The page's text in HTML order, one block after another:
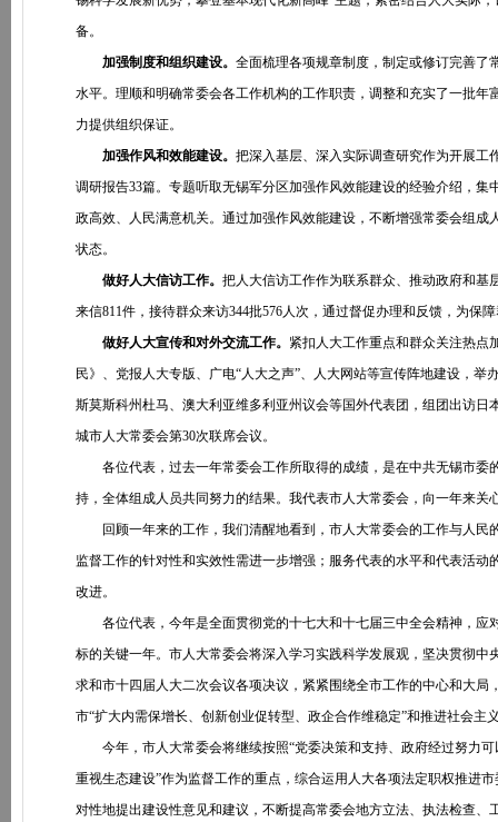
备。
加强制度和组织建设。 全面梳理各项规章制度，制定或修订完善了
水平。理顺和明确常委会各工作机构的工作职责，调整和充实了一批
力提供组织保证。
加强作风和效能建设。 把深入基层、深入实际调查研究作为开展工
调研报告33篇。专题听取无锡军分区加强作风效能建设的经验介绍，
政高效、人民满意机关。通过加强作风效能建设，不断增强常委会组
状态。
做好人大信访工作。 把人大信访工作作为联系群众、推动政府和基
来信811件，接待群众来访344批576人次，通过督促办理和反馈，为保
做好人大宣传和对外交流工作。 紧扣人大工作重点和群众关注热点
民》、党报人大专版、广电“人大之声”、人大网站等宣传阵地建设，
斯莫斯科州杜马、澳大利亚维多利亚州议会等国外代表团，组团出访
城市人大常委会第30次联席会议。
各位代表，过去一年常委会工作所取得的成绩，是在中共无锡市委
持，全体组成人员共同努力的结果。我代表市人大常委会，向一年来
回顾一年来的工作，我们清醒地看到，市人大常委会的工作与人民
监督工作的针对性和实效性需进一步增强；服务代表的水平和代表活
改进。
各位代表，今年是全面贯彻党的十七大和十七届三中全会精神，应
标的关键一年。市人大常委会将深入学习实践科学发展观，坚决贯彻
求和市十四届人大二次会议各项决议，紧紧围绕全市工作的中心和大
市“扩大内需保增长、创新创业促转型、政企合作维稳定”和推进社会主
今年，市人大常委会将继续按照“党委决策和支持、政府经过努力可
重视生态建设”作为监督工作的重点，综合运用人大各项法定职权推进
对性地提出建设性意见和建议，不断提高常委会地方立法、执法检查